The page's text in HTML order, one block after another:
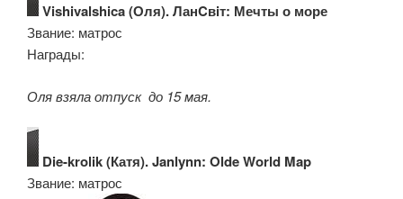
Vishivalshica (Оля). ЛанCвiт: Мечты о море
Звание: матрос
Награды:
Оля взяла отпуск до 15 мая.
Die-krolik (Катя). Janlynn: Olde World Map
Звание: матрос